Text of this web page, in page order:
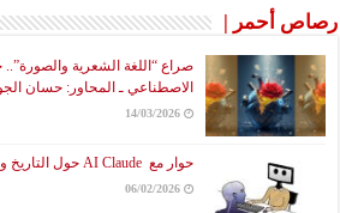
رصاص أحمر |
صراع “اللغة الشعرية والصورة”..
الاصطناعي ـ المحاور: حسان
14/03/2026
حوار مع AI Claude حول التاريخ والحقيقة
06/02/2026